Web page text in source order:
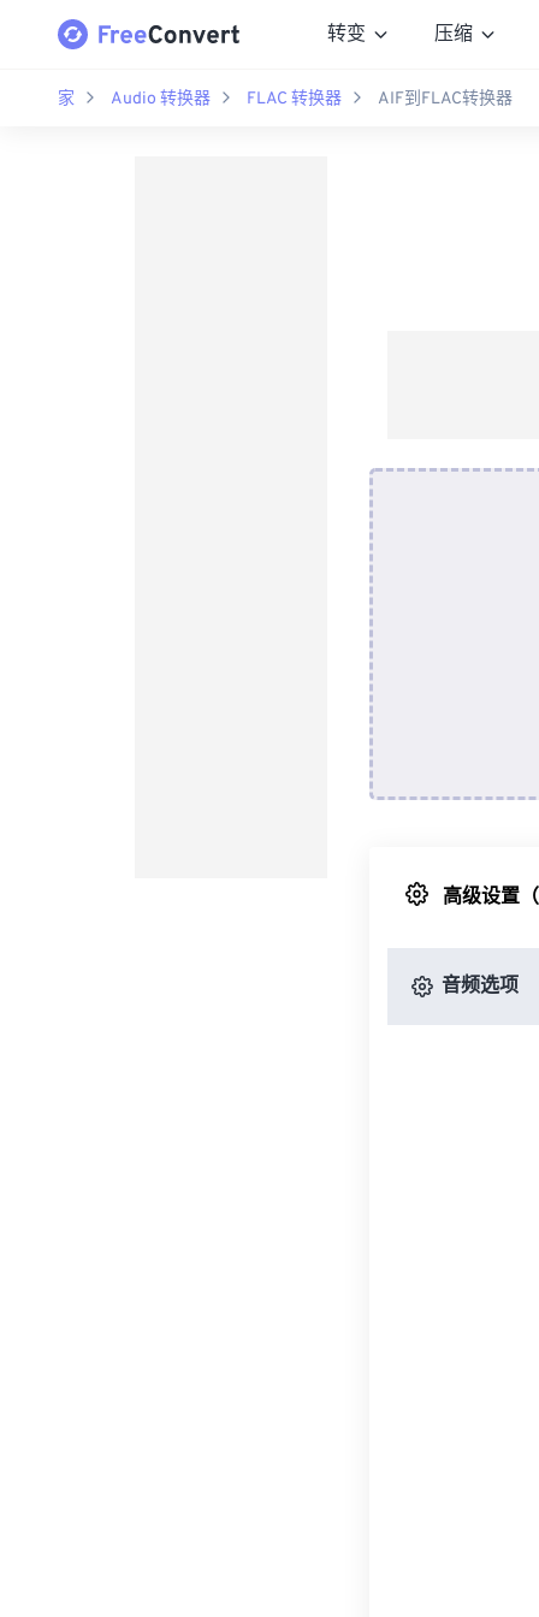
转变 压缩
家 Audio 转换器 FLAC 转换器 AIF到FLAC转换器
高级设置
音频选项